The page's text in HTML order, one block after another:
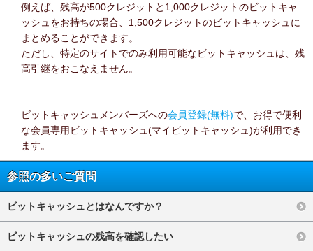
例えば、残高が500クレジットと1,000クレジットのビットキャ
ッシュをお持ちの場合、1,500クレジットのビットキャッシュに
まとめることができます。
ただし、特定のサイトでのみ利用可能なビットキャッシュは、残
高引継をおこなえません。
ビットキャッシュメンバーズへの会員登録(無料)で、お得で便利
な会員専用ビットキャッシュ(マイビットキャッシュ)が利用でき
ます。
参照の多いご質問
ビットキャッシュとはなんですか？
ビットキャッシュの残高を確認したい